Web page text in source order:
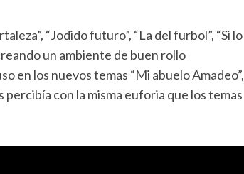
“Jodido futuro”, “La del furbol”, “Si lo
un ambiente de buen rollo
en los nuevos temas “Mi abuelo Amadeo”,
percibía con la misma euforia que los temas